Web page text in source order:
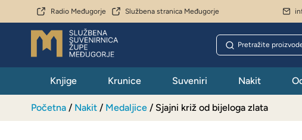
Radio Međugorje Službena stranica Međugorje
Knjige Krunice Suveniri Nakit
Početna / Nakit / Medaljice / Sjajni križ od bijeloga zlata